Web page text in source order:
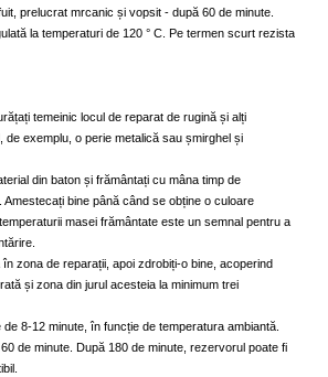
prelucrat mrcanic și vopsit - după 60 de minute.
la temperaturi de 120 ° C. Pe termen scurt rezista
temeinic locul de reparat de rugină și alți
de exemplu, o perie metalică sau șmirghel și
din baton și frământați cu mâna timp de
Amestecați bine până când se obține o culoare
masei frământate este un semnal pentru a
zona de reparații, apoi zdrobiți-o bine, acoperind
și zona din jurul acesteia la minimum trei
8-12 minute, în funcție de temperatura ambiantă.
de minute. După 180 de minute, rezervorul poate fi